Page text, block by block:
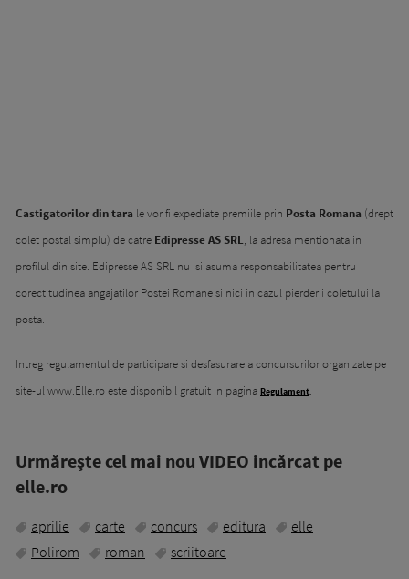
Castigatorilor din tara le vor fi expediate premiile prin Posta Romana (drept
colet postal simplu) de catre Edipresse AS SRL
, la adresa mentionata in
profilul din site. Edipresse AS SRL nu isi asuma responsabilitatea pentru
corectitudinea angajatilor Postei Romane si nici in cazul pierderii coletului la
posta.
Intreg regulamentul de participare si desfasurare a concursurilor organizate pe
site-ul www.Elle.ro este disponibil gratuit in pagina Regulament.
Urmăreşte cel mai nou VIDEO incărcat pe
elle.ro
aprilie carte concurs editura
elle
Polirom
roman scriitoare